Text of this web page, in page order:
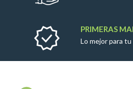
PRIMERAS
Lo mejor para tu